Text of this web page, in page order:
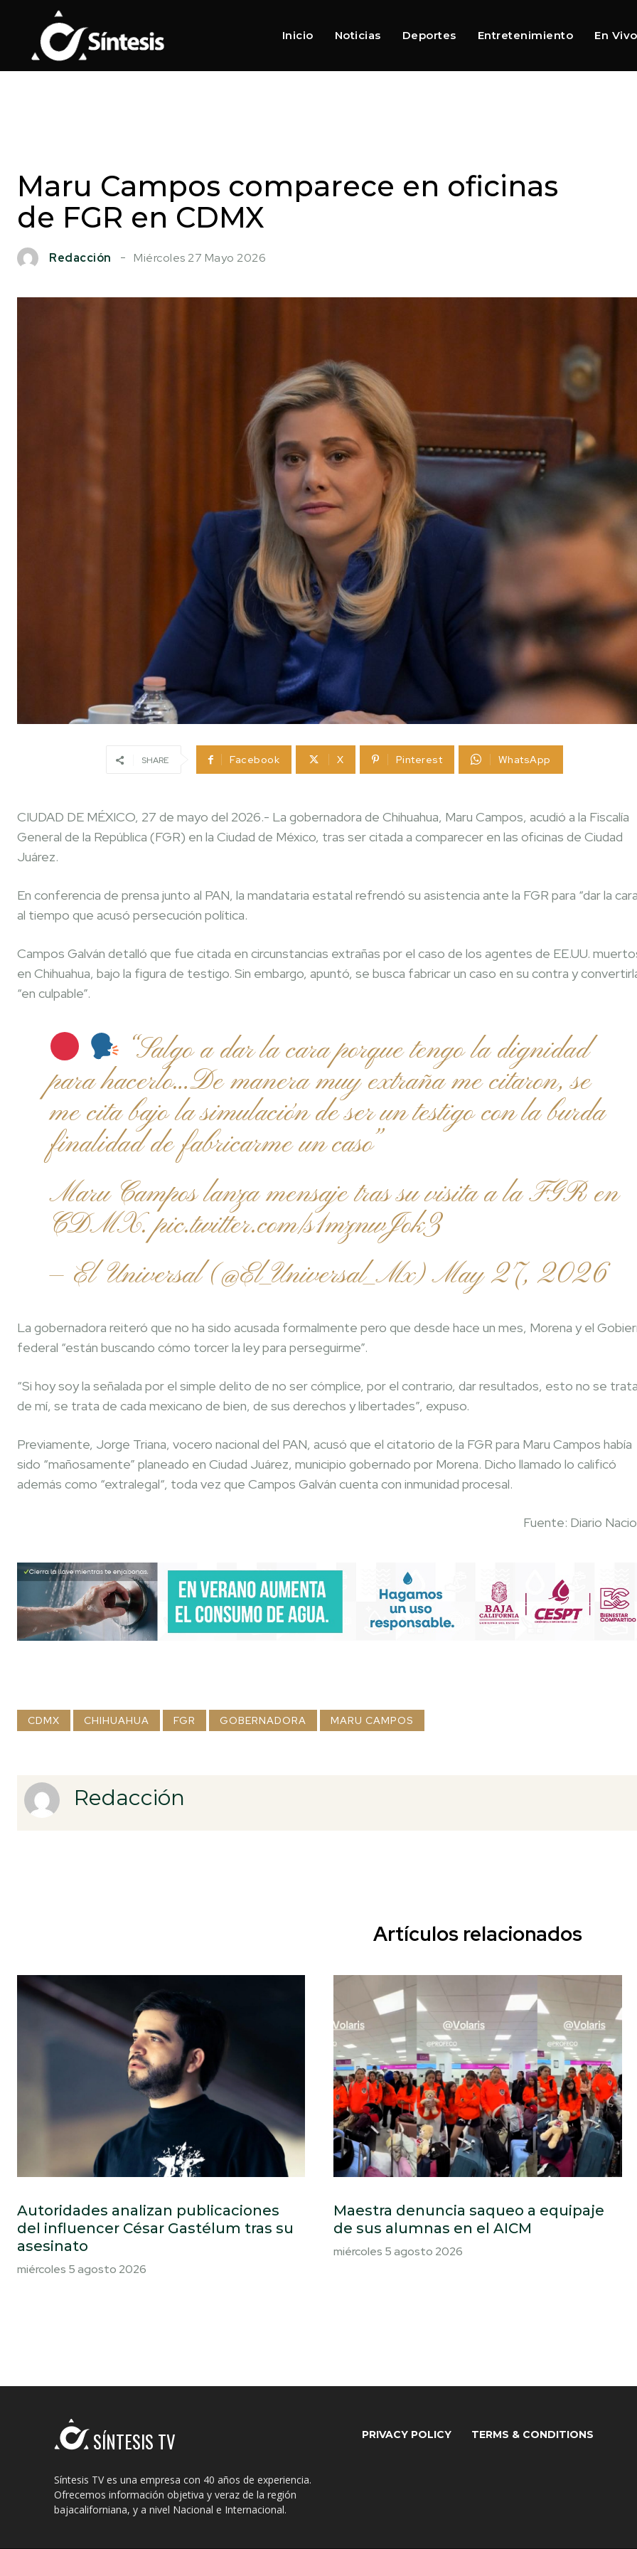
Inicio Noticias Deportes Entretenimiento En Vivo
Maru Campos comparece en oficinas
de FGR en CDMX
Redacción Miércoles 27 Mayo 2026
SHARE Facebook X Pinterest WhatsApp
CIUDAD DE MÉXICO, 27 de mayo del 2026.- La gobernadora de Chihuahua, Maru Campos, acudió a la Fiscalía
General de la República (FGR) en la Ciudad de México, tras ser citada a comparecer en las oficinas de Ciudad
Juárez.
En conferencia de prensa junto al PAN, la mandataria estatal refrendó su asistencia ante la FGR para “dar la
al tiempo que acusó persecución política.
Campos Galván detalló que fue citada en circunstancias extrañas por el caso de los agentes de EE.UU.
en Chihuahua, bajo la figura de testigo. Sin embargo, apuntó, se busca fabricar un caso en su contra y
“en culpable”.
“Salgo a dar la cara porque tengo la dignidad
para hacerlo…De manera muy extraña me citaron, se
me cita bajo la simulación de ser un testigo con la burda
finalidad de fabricarme un caso”
Maru Campos lanza mensaje tras su visita a la FGR en
CDMX.pic.twitter.com/s1mznwJok3
— El Universal (@El_Universal_Mx)May 27, 2026
La gobernadora reiteró que no ha sido acusada formalmente pero que desde hace un mes, Morena y el
federal “están buscando cómo torcer la ley para perseguirme”.
“Si hoy soy la señalada por el simple delito de no ser cómplice, por el contrario, dar resultados, esto no se
de mí, se trata de cada mexicano de bien, de sus derechos y libertades”, expuso.
Previamente, Jorge Triana, vocero nacional del PAN, acusó que el citatorio de la FGR para Maru Campos había
sido “mañosamente” planeado en Ciudad Juárez, municipio gobernado por Morena. Dicho llamado lo calificó
además como “extralegal“, toda vez que Campos Galván cuenta con inmunidad procesal.
Fuente: Diario
CDMX CHIHUAHUA FGR GOBERNADORA MARU CAMPOS
Redacción
Artículos relacionados
Autoridades analizan publicaciones
del influencer César Gastélum tras su
asesinato
miércoles 5 agosto 2026
Maestra denuncia saqueo a equipaje
de sus alumnas en el AICM
miércoles 5 agosto 2026
SÍNTESIS TV
Síntesis TV es una empresa con 40 años de experiencia.
Ofrecemos información objetiva y veraz de la región
bajacaliforniana, y a nivel Nacional e Internacional.
PRIVACY POLICY TERMS & CONDITIONS